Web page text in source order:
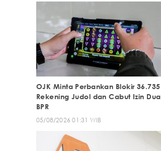
OJK Minta Perbankan Blokir 36.735
Rekening Judol dan Cabut Izin Dua
BPR
05/08/2026 01:31 WIB